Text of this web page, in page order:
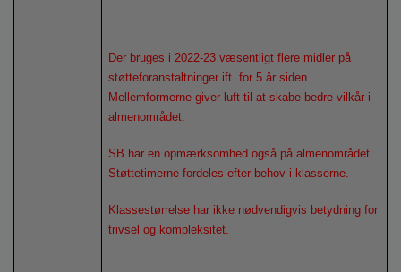
Der bruges i 2022-23 væsentligt flere midler på
støtteforanstaltninger ift. for 5 år siden.
Mellemformerne giver luft til at skabe bedre vilkår i
almenområdet.
SB har en opmærksomhed også på almenområdet.
Støttetimerne fordeles efter behov i klasserne.
Klassestørrelse har ikke nødvendigvis betydning for
trivsel og kompleksitet.